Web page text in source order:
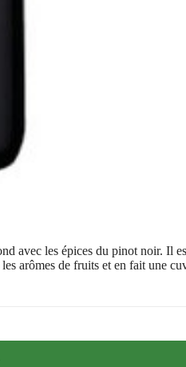
avec les épices du pinot noir. Il
arômes de fruits et en fait une